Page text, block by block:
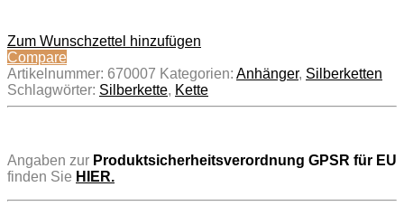
Zum Wunschzettel hinzufügen
Compare
Artikelnummer: 670007 Kategorien: Anhänger, Silberketten
Schlagwörter: Silberkette, Kette
Angaben zur Produktsicherheitsverordnung GPSR für EU
finden Sie HIER.